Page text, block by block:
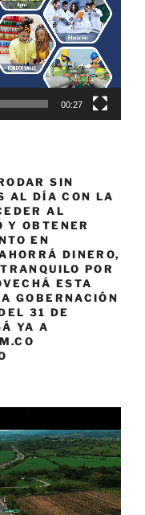
00:27
SIN
AL DÍA CON LA
AL
Y OBTENER
EN
DINERO,
POR
ESTA
GOBERNACIÓN
31 DE
YA A